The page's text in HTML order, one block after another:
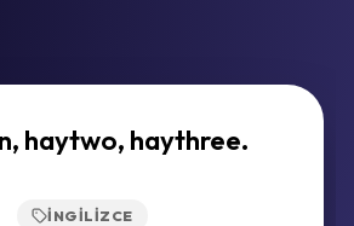
haytwo, haythree.
İNGILIZCE